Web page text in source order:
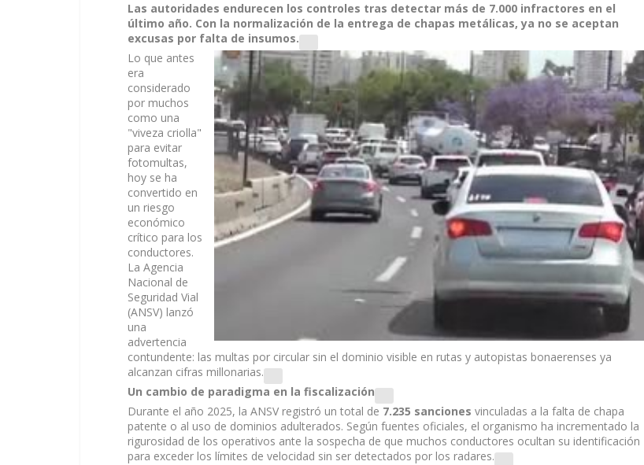
Las autoridades endurecen los controles tras detectar más de 7.000 infractores en el
último año. Con la normalización de la entrega de chapas metálicas, ya no se aceptan
excusas por falta de insumos.
Lo que antes
era
considerado
por muchos
como una
"viveza criolla"
para evitar
fotomultas,
hoy se ha
convertido en
un riesgo
económico
crítico para los
conductores.
La Agencia
Nacional de
Seguridad Vial
(ANSV) lanzó
una
advertencia
contundente: las multas por circular sin el dominio visible en rutas y autopistas bonaerenses ya
alcanzan cifras millonarias.
Un cambio de paradigma en la fiscalización
Durante el año 2025, la ANSV registró un total de 7.235 sanciones vinculadas a la falta de chapa
patente o al uso de dominios adulterados. Según fuentes oficiales, el organismo ha incrementado la
rigurosidad de los operativos ante la sospecha de que muchos conductores ocultan su identificación
para exceder los límites de velocidad sin ser detectados por los radares.